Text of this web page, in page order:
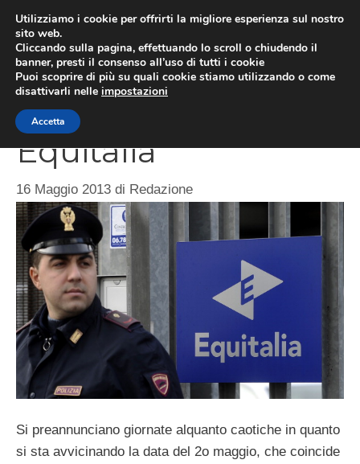
contenuto
Stop alle multe
Equitalia
16 Maggio 2013 di Redazione
Si preannunciano giornate alquanto caotiche in quanto
si sta avvicinando la data del 2o maggio, che coincide
Utilizziamo i cookie per offrirti la migliore esperienza sul nostro
sito web.
Cliccando sulla pagina, effettuando lo scroll o chiudendo il
banner, presti il consenso all’uso di tutti i cookie
Puoi scoprire di più su quali cookie stiamo utilizzando o come
disattivarli nelle impostazioni
Accetta